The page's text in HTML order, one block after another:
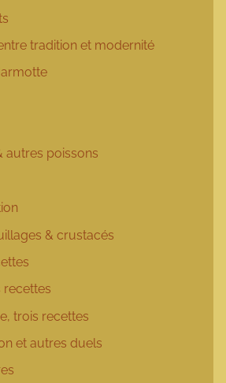
tradition et modernité
autres poissons
& crustacés
recettes
trois recettes
et autres duels